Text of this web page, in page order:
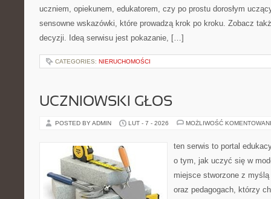
uczniem, opiekunem, edukatorem, czy po prostu dorosłym
sensowne wskazówki, które prowadzą krok po kroku. Zobacz
decyzji. Ideą serwisu jest pokazanie, […]
CATEGORIES: NIERUCHOMOŚCI
UCZNIOWSKI GŁOS
POSTED BY ADMIN LUT - 7 - 2026 MOŻLIWOŚĆ
ten serwis to portal
o tym, jak uczyć się w
miejsce stworzone z
oraz pedagogach, którzy